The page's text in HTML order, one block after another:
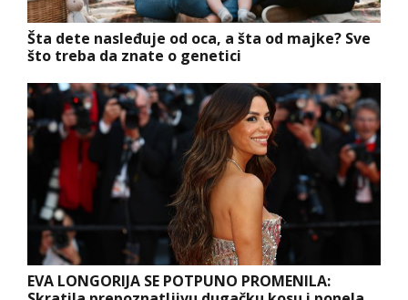
Šta dete nasleđuje od oca, a šta od majke? Sve
što treba da znate o genetici
EVA LONGORIJA SE POTPUNO PROMENILA: